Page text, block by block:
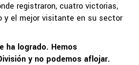
registraron, cuatro victorias,
y el mejor visitante en su sector
ha logrado. Hemos
y no podemos aflojar.